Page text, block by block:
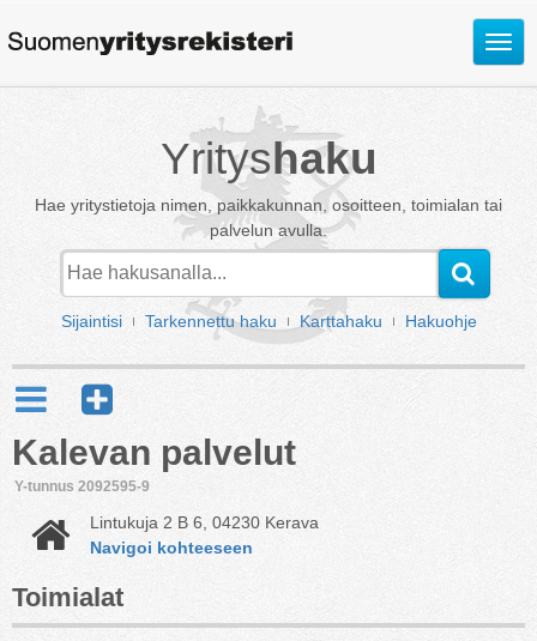
Avaa
Yrityshaku
Hae yritystietoja nimen, paikkakunnan, osoitteen, toimialan tai
palvelun avulla.
Sijaintisi Tarkennettu haku Karttahaku Hakuohje
Kalevan palvelut
Y-tunnus 2092595-9
Lintukuja 2 B 6, 04230 Kerava
Navigoi kohteeseen
Toimialat